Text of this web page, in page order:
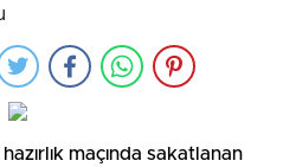
maçında sakatlanan